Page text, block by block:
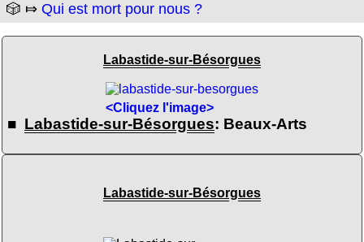
🎲 ⤇ Qui est mort pour nous ?
Labastide-sur-Bésorgues
<Cliquez l'image>
■ Labastide-sur-Bésorgues: Beaux-Arts
Labastide-sur-Bésorgues